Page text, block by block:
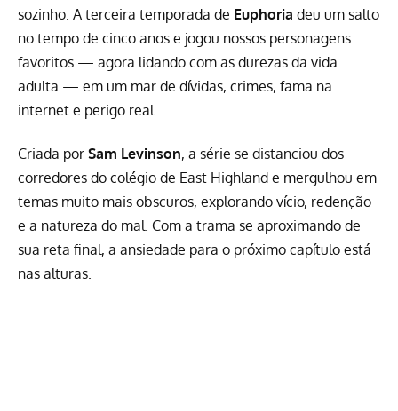
sozinho. A terceira temporada de Euphoria deu um salto
no tempo de cinco anos e jogou nossos personagens
favoritos — agora lidando com as durezas da vida
adulta — em um mar de dívidas, crimes, fama na
internet e perigo real.
Criada por Sam Levinson, a série se distanciou dos
corredores do colégio de East Highland e mergulhou em
temas muito mais obscuros, explorando vício, redenção
e a natureza do mal. Com a trama se aproximando de
sua reta final, a ansiedade para o próximo capítulo está
nas alturas.